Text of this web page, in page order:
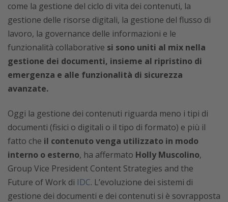
come la gestione del ciclo di vita dei contenuti, la
gestione delle risorse digitali, la gestione del flusso di
lavoro, la governance delle informazioni e le
funzionalità collaborative si sono uniti al mix nella
gestione dei documenti, insieme al ripristino di
emergenza e alle funzionalità di sicurezza
avanzate.
Oggi la gestione dei contenuti riguarda meno i tipi di
documenti (fisici o digitali o il tipo di formato) e più il
fatto che il contenuto venga utilizzato in modo
interno o esterno, ha affermato Holly Muscolino,
Group Vice President Content Strategies and the
Future of Work di IDC. L’evoluzione dei sistemi di
gestione dei documenti e dei contenuti si è sovrapposta